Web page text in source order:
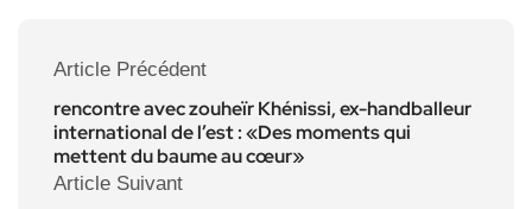
Article Précédent
rencontre avec zouheïr Khénissi, ex-handballeur
international de l’est : «Des moments qui
mettent du baume au cœur»
Article Suivant